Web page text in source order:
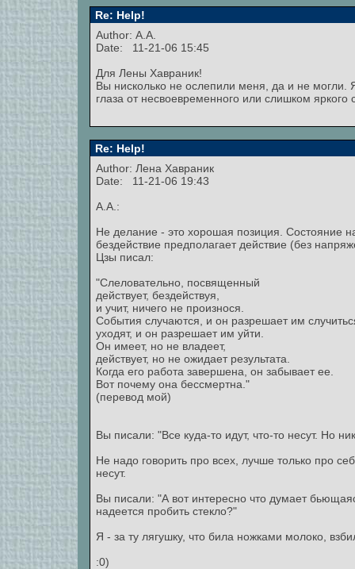
Re: Help!
Author: А.А.
Date: 11-21-06 15:45
Для Лены Хавраник!
Вы нисколько не ослепили меня, да и не могли.
глаза от несвоевременного или слишком
Re: Help!
Author: Лена Хавраник
Date: 11-21-06 19:43
А.А.:
Не делание - это хорошая позиция. Состояние
бездействие предполагает действие (без
Цзы писал:
"Слеловательно, посвященный
действует, бездействуя,
и учит, ничего не произнося.
События случаются, и он разрешает им
уходят, и он разрешает им уйти.
Он имеет, но не владеет,
действует, но не ожидает результата.
Когда его работа завершена, он забывает ее.
Вот почему она бессмертна."
(перевод мой)
Вы писали: "Все куда-то идут, что-то несут. Но
Не надо говорить про всех, лучше только про
несут.
Вы писали: "А вот интересно что думает
надеется пробить стекло?"
Я - за ту лягушку, что била ножками молоко,
:0)